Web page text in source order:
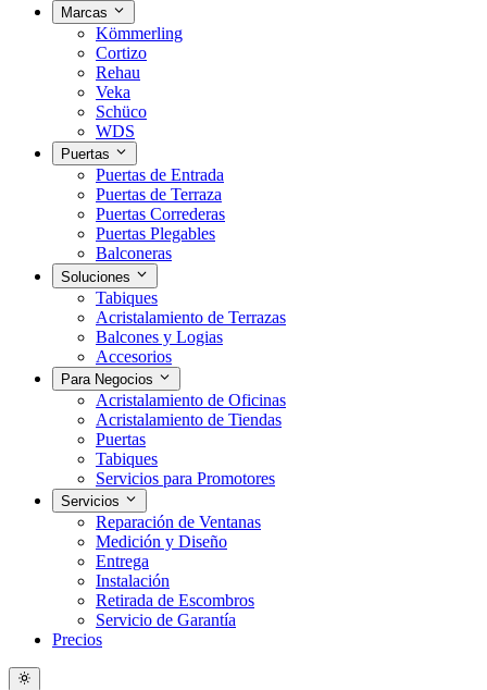
Marcas
Kömmerling
Cortizo
Rehau
Veka
Schüco
WDS
Puertas
Puertas de Entrada
Puertas de Terraza
Puertas Correderas
Puertas Plegables
Balconeras
Soluciones
Tabiques
Acristalamiento de Terrazas
Balcones y Logias
Accesorios
Para Negocios
Acristalamiento de Oficinas
Acristalamiento de Tiendas
Puertas
Tabiques
Servicios para Promotores
Servicios
Reparación de Ventanas
Medición y Diseño
Entrega
Instalación
Retirada de Escombros
Servicio de Garantía
Precios